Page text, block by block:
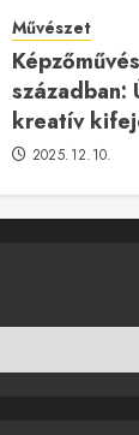
Művészet
században:
kreatív
2025.12.10.